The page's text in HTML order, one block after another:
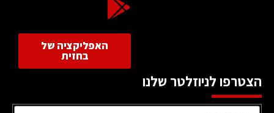
האפליקציה של
בחזית
הצטרפו לניוזלטר שלנו